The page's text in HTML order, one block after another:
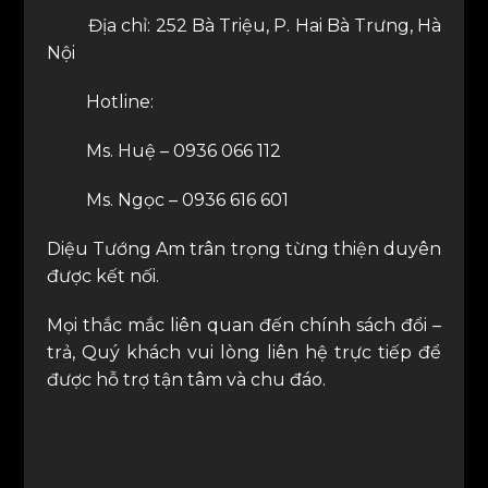
Địa chỉ: 252 Bà Triệu, P. Hai Bà Trưng, Hà
Nội
Hotline:
Ms. Huệ – 0936 066 112
Ms. Ngọc – 0936 616 601
Diệu Tướng Am trân trọng từng thiện duyên
được kết nối.
Mọi thắc mắc liên quan đến chính sách đổi –
trả, Quý khách vui lòng liên hệ trực tiếp để
được hỗ trợ tận tâm và chu đáo.